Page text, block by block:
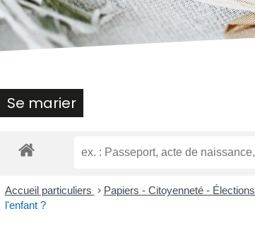
qui
utilisent
un
Appuyez
sur
pour
un
menu
Se marier
Accueil particuliers > Papiers - Citoyenneté - Élections
l'enfant ?